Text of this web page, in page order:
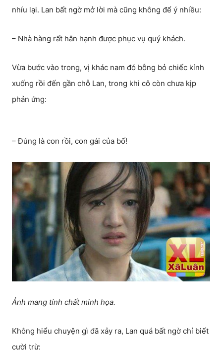
nhíu lại. Lan bất ngờ mở lời mà cũng không để ý nhiều:
– Nhà hàng rất hân hạnh được phục vụ quý khách.
Vừa bước vào trong, vị khác nam đó bỗng bỏ chiếc kính
xuống rồi đến gần chỗ Lan, trong khi cô còn chưa kịp
phản ứng:
– Đúng là con rồi, con gái của bố!
Ảnh mang tính chất minh họa.
Không hiểu chuyện gì đã xảy ra, Lan quá bất ngờ chỉ biết
cười trừ: